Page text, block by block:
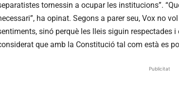
tornessin a ocupar les institucions”.
ha opinat. Segons a parer seu, Vox no
sinó perquè les lleis siguin respectades
que amb la Constitució tal com està es
Publicitat